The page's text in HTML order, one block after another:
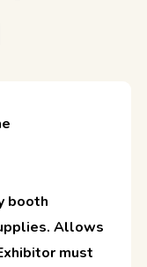
booth
Allows
must